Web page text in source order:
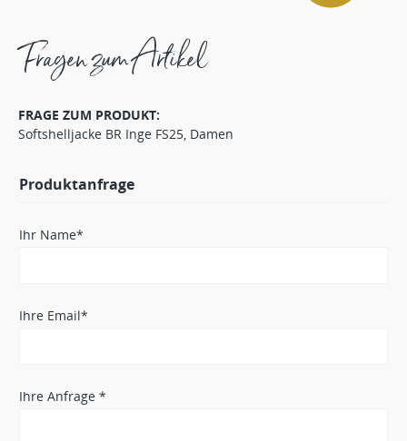
Fragen zum Artikel
FRAGE ZUM PRODUKT:
Softshelljacke BR Inge FS25, Damen
Produktanfrage
Ihr Name*
Ihre Email*
Ihre Anfrage *